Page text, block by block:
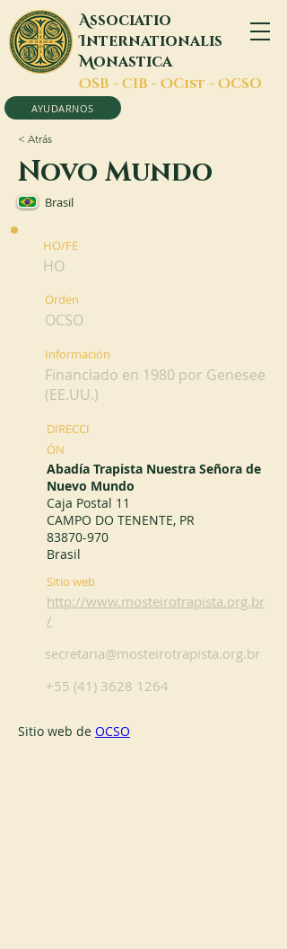
Associatio
Internationalis
Monastica
OSB - CIB - OCist - OCSO
AYUDARNOS
< Atrás
Novo Mundo
Brasil
HO/FE
HO
Orden
OCSO
Información
Financiado en 1980 por Genesee
(EE.UU.)
DIRECCI
ÓN
Abadía Trapista Nuestra Señora de
Nuevo Mundo
Caja Postal 11
CAMPO DO TENENTE, PR
83870-970
Brasil
Sitio web
http://www.mosteirotrapista.org.br
/
secretaria@mosteirotrapista.org.br
+55 (41) 3628 1264
Sitio web de OCSO